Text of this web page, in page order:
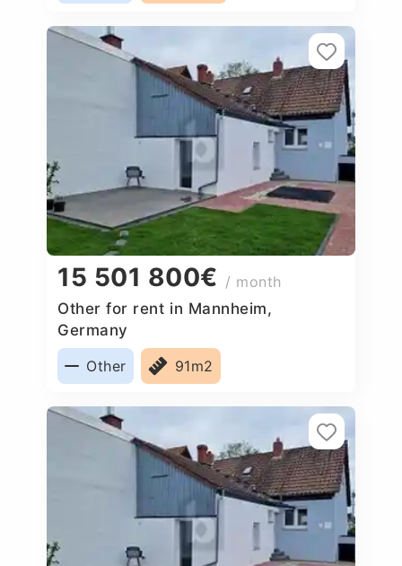
15 501 800€ / month
Other for rent in Mannheim,
Germany
Other
91m2